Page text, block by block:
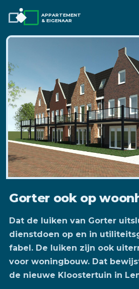
APPARTEMENT
& EIGENAAR
Gorter ook op
Dat de luiken van Gorter
dienstdoen op en in
fabel. De luiken zijn ook
voor woningbouw. Dat
de nieuwe Kloostertuin in